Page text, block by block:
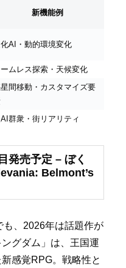
新機能例
AI・動的環境変化
ムレス探索・天候変化
間移動・カスタマイズ要
群衆・街リアリティ
発売予定 – ぼく
Belmont’s
も、2026年は話題作が
グダム」は、王国運
感覚RPG。戦略性と